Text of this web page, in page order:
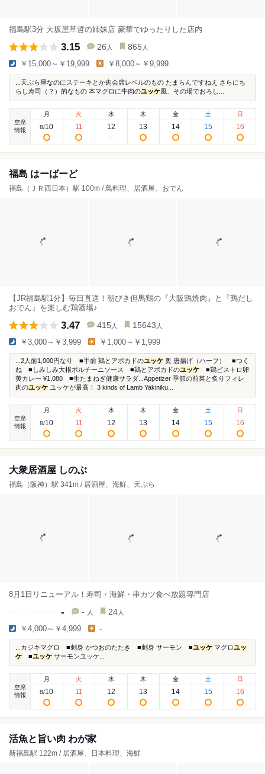
福島駅3分 大坂屋草哲の姉妹店 豪華でゆったりした店内
3.15 26 人 865 人
￥15,000～￥19,999 ￥8,000～￥9,999
...天ぷら屋なのにステーキとか肉会席レベルのもの たまらんですねえ さらにち
らし寿司（？）的なもの 本マグロに牛肉のユッケ風、その場でおろし...
空席
情報
月
8/10
火
11
水
12
木
13
金
14
土
15
日
16
福島 はーばーど
福島（ＪＲ西日本）駅 100m / 鳥料理、居酒屋、おでん
【JR福島駅1分】毎日直送！朝びき但馬鶏の『大阪鶏焼肉』と『鶏だし
おでん』を楽しむ鶏酒場♪
3.47 415 人 15643 人
￥3,000～￥3,999 ￥1,000～￥1,999
...2人前1,000円なり ■手前 鶏とアボカドのユッケ 奥 唐揚げ（ハーフ） ■つく
ね ■しみしみ大根ポルチーニソース ■鶏とアボカドのユッケ ■鶏ビストロ卵
黄カレー ¥1,080 ■生たまねぎ健康サラダ...Appetizer 季節の前菜と炙りフィレ
肉のユッケ ユッケが最高！ 3 kinds of Lamb Yakiniku...
空席
情報
月
8/10
火
11
水
12
木
13
金
14
土
15
日
16
大衆居酒屋 しのぶ
福島（阪神）駅 341m / 居酒屋、海鮮、天ぷら
8月1日リニューアル！寿司・海鮮・串カツ食べ放題専門店
- - 人 24 人
￥4,000～￥4,999 -
...カジキマグロ ■刺身 かつおのたたき ■刺身 サーモン ■ユッケ マグロユッ
ケ ■ユッケ サーモンユッケ...
空席
情報
月
8/10
火
11
水
12
木
13
金
14
土
15
日
16
活魚と旨い肉 わが家
新福島駅 122m / 居酒屋、日本料理、海鮮